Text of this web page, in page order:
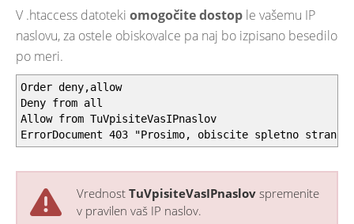
V .htaccess datoteki omogočite dostop le vašemu IP
naslovu, za ostele obiskovalce pa naj bo izpisano besedilo
po meri.
Order deny,allow
Deny from all
Allow from TuVpisiteVasIPnaslov
ErrorDocument 403 "Prosimo, obiscite spletno stran
Vrednost TuVpisiteVasIPnaslov spremenite
v pravilen vaš IP naslov.